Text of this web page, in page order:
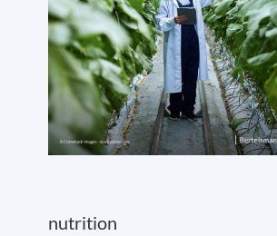
nutrition